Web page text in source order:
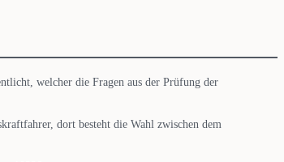
welcher die Fragen aus der Prüfung der
dort besteht die Wahl zwischen dem